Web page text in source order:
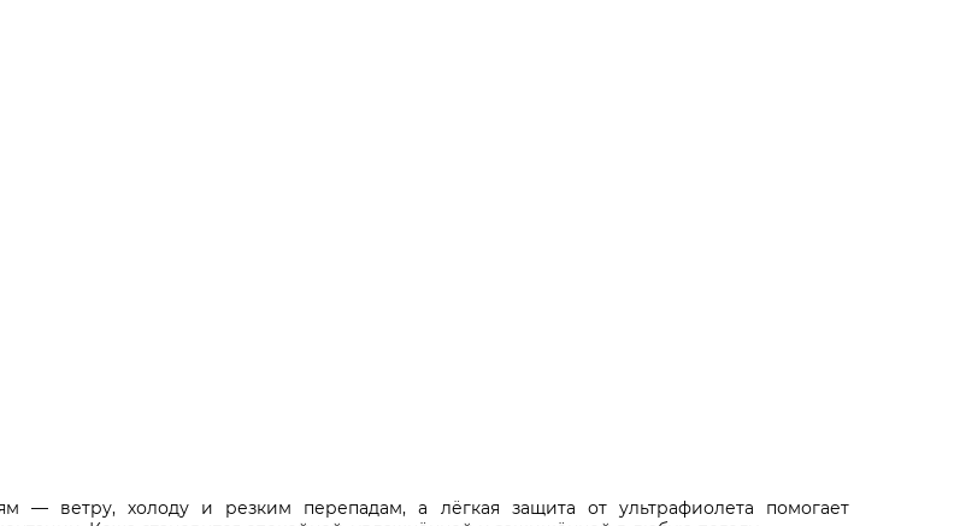
— ветру, холоду и резким перепадам, а лёгкая защита от ультрафиолета помогает